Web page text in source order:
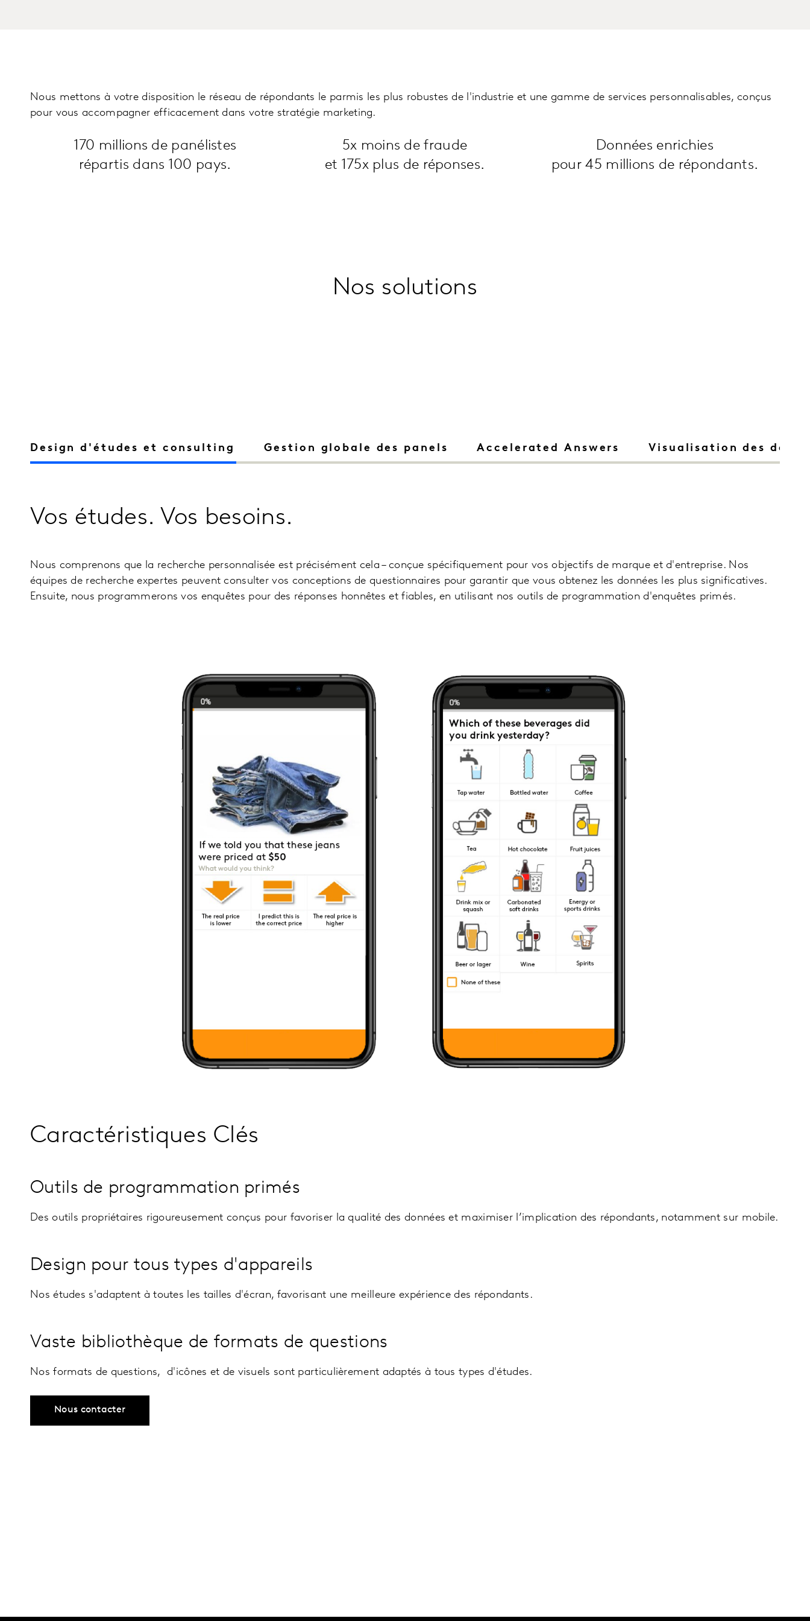
Nous mettons à votre disposition le réseau de répondants le parmis les plus robustes de l'industrie et une gamme de services personnalisables, conçus
pour vous accompagner efficacement dans votre stratégie marketing.
170 millions de panélistes
répartis dans 100 pays.
5x moins de fraude
et 175x plus de réponses.
Données enrichies
pour 45 millions de répondants.
Nos solutions
Design d'études et consulting Gestion globale des panels Accelerated Answers Visualisation des
Vos études. Vos besoins.
Nous comprenons que la recherche personnalisée est précisément cela – conçue spécifiquement pour vos objectifs de marque et d'entreprise. Nos
équipes de recherche expertes peuvent consulter vos conceptions de questionnaires pour garantir que vous obtenez les données les plus significatives.
Ensuite, nous programmerons vos enquêtes pour des réponses honnêtes et fiables, en utilisant nos outils de programmation d'enquêtes primés.
Caractéristiques Clés
Outils de programmation primés
Des outils propriétaires rigoureusement conçus pour favoriser la qualité des données et maximiser l’implication des répondants, notamment sur mobile.
Design pour tous types d'appareils
Nos études s'adaptent à toutes les tailles d'écran, favorisant une meilleure expérience des répondants.
Vaste bibliothèque de formats de questions
Nos formats de questions, d'icônes et de visuels sont particulièrement adaptés à tous types d'études.
Nous contacter